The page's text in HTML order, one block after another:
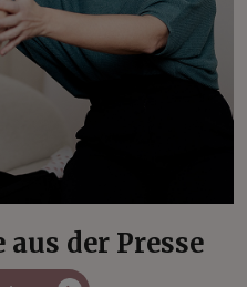
der Presse